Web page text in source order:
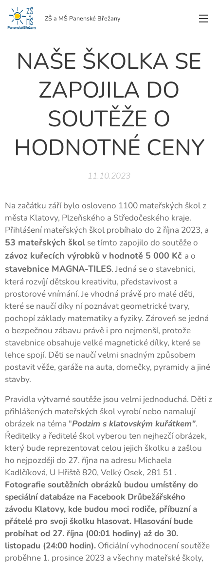
ZŠ a MŠ Panenské Břežany
NAŠE ŠKOLKA SE
ZAPOJILA DO
SOUTĚŽE O
HODNOTNÉ CENY
11.10.2023
Na začátku září bylo osloveno 1100 mateřských škol z
města Klatovy, Plzeňského a Středočeského kraje.
Přihlášení mateřských škol probíhalo do 2 října 2023, a
53 mateřských škol se tímto zapojilo do soutěže o
závoz kuřecích výrobků v hodnotě 5 000 Kč a o
stavebnice MAGNA-TILES. Jedná se o stavebnici,
která rozvíjí dětskou kreativitu, představivost a
prostorové vnímání. Je vhodná právě pro malé děti,
které se naučí díky ní poznávat geometrické tvary,
pochopí základy matematiky a fyziky. Zároveň se jedná
o bezpečnou zábavu právě i pro nejmenší, protože
stavebnice obsahuje velké magnetické dílky, které se
lehce spojí. Děti se naučí velmi snadným způsobem
postavit věže, garáže na auta, domečky, pyramidy a jiné
stavby.
Pravidla výtvarné soutěže jsou velmi jednoduchá. Děti z
přihlášených mateřských škol vyrobí nebo namalují
obrázek na téma "Podzim s klatovským kuřátkem".
Ředitelky a ředitelé škol vyberou ten nejhezčí obrázek,
který bude reprezentovat celou jejich školku a zašlou
ho nejpozději do 27. října na adresu Michaela
Kadlčíková, U Hřiště 820, Velký Osek, 281 51 .
Fotografie soutěžních obrázků budou umístěny do
speciální databáze na Facebook Drůbežářského
závodu Klatovy, kde budou moci rodiče, příbuzní a
přátelé pro svoji školku hlasovat. Hlasování bude
probíhat od 27. října (00:01 hodiny) až do 30.
listopadu (24:00 hodin). Oficiální vyhodnocení soutěže
proběhne 1. prosince 2023 a všechny mateřské školy,